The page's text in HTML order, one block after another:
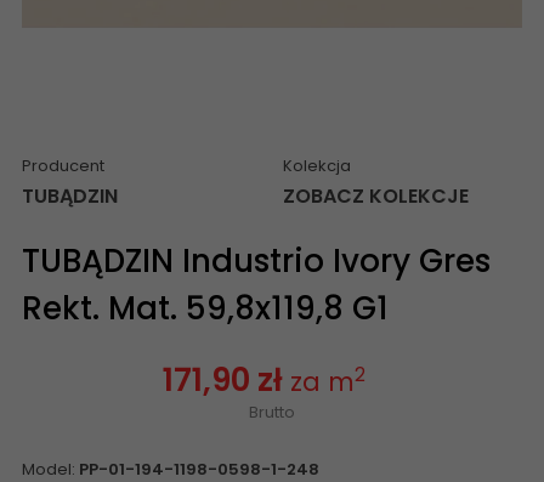
Producent
TUBĄDZIN
Kolekcja
ZOBACZ KOLEKCJE
TUBĄDZIN Industrio Ivory Gres
Rekt. Mat. 59,8x119,8 G1
171,90 zł za m2
Brutto
Model: PP-01-194-1198-0598-1-248